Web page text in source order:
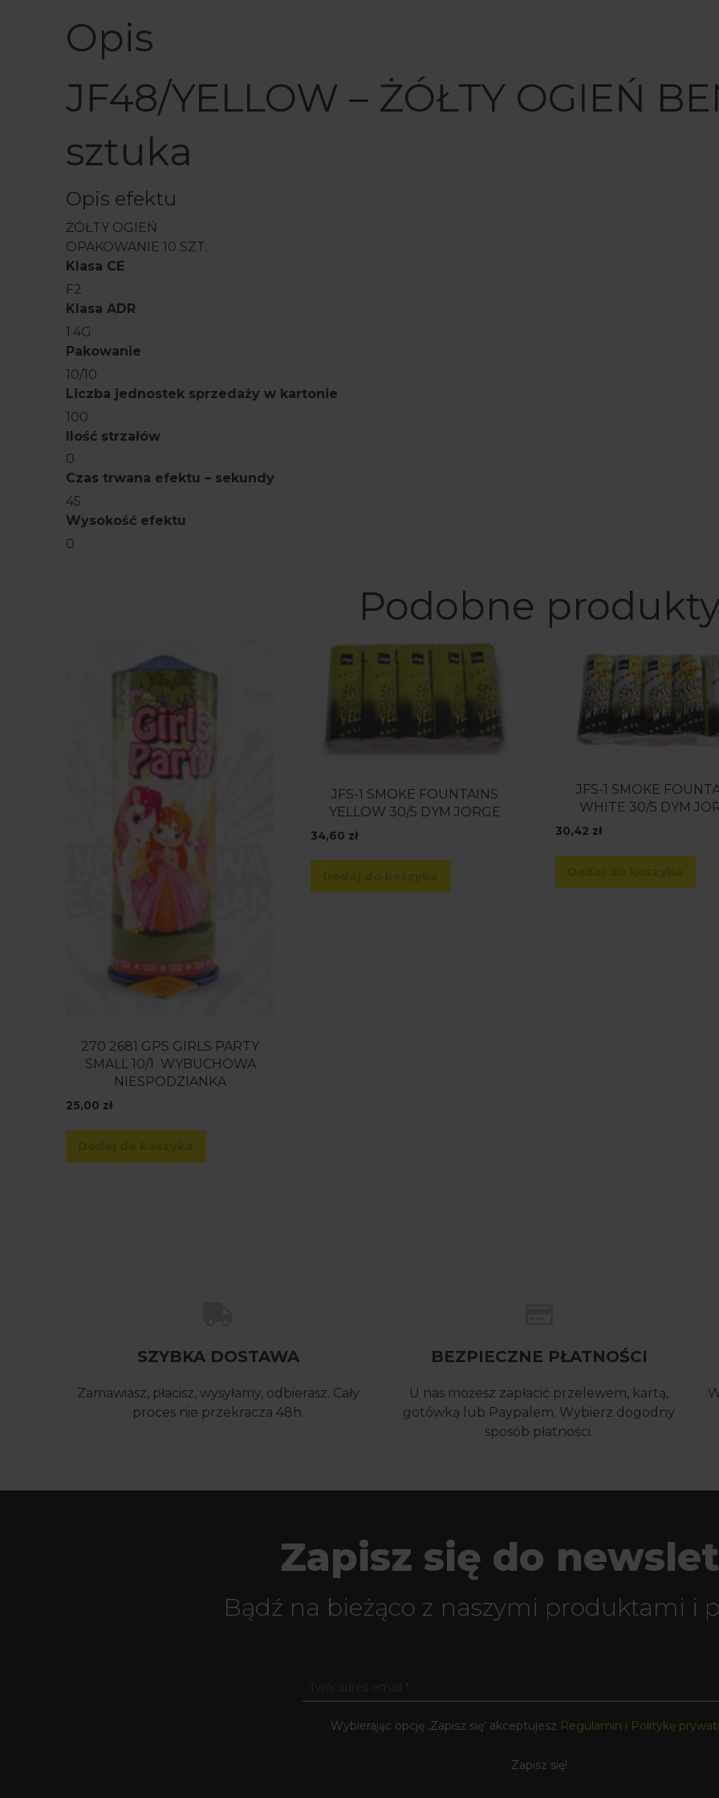
Opis
JF48/YELLOW – ŻÓŁTY OGIEŃ
sztuka
Opis efektu
ŻÓŁTY OGIEŃ
OPAKOWANIE 10 SZT.
Klasa CE
F2
Klasa ADR
1.4G
Pakowanie
10/10
Liczba jednostek sprzedaży w kartonie
100
Ilość strzałów
0
Czas trwana efektu – sekundy
45
Wysokość efektu
0
Podobne
270 2681 GPS GIRLS PARTY
SMALL 10/1 WYBUCHOWA
NIESPODZIANKA
25,00 zł
JFS-1 SMOKE FOUNTAINS
YELLOW 30/5 DYM JORGE
34,60 zł
JFS-1 SMOKE
WHITE 30/5 DYM
30,42 zł
SZYBKA DOSTAWA
Zamawiasz, płacisz, wysyłamy, odbierasz. Cały
proces nie przekracza 48h.
BEZPIECZNE PŁATNOŚCI
U nas możesz zapłacić przelewem, kartą,
gotówką lub Paypalem. Wybierz dogodny
sposób płatności.
Zapisz się do
Bądź na bieżąco z naszymi produktami i
Wybierając opcję ‚Zapisz się’ akceptujesz Regulamin i Politykę